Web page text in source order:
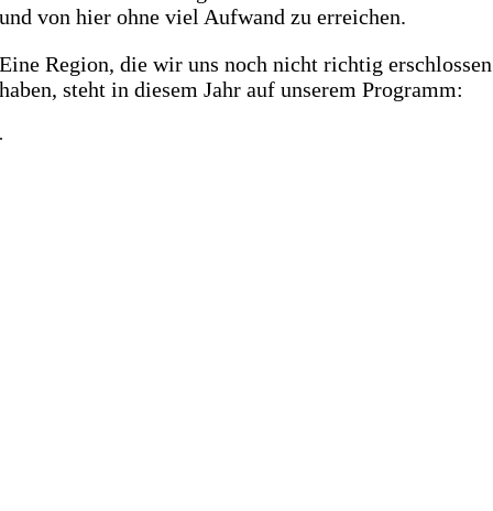
und von hier ohne viel Aufwand zu erreichen.
Eine Region, die wir uns noch nicht richtig erschlossen
haben, steht in diesem Jahr auf unserem Programm:
.